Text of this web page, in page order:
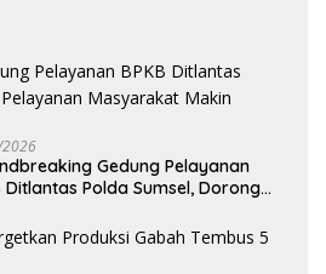
Gedung Pelayanan
Ditlantas Polda Sumsel, Dorong